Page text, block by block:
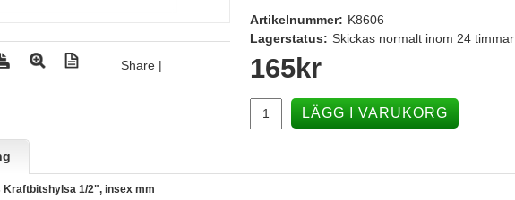
Share |
Artikelnummer: K8606
Lagerstatus: Skickas normalt inom 24 timmar
165kr
LÄGG I VARUKORG
Kraftbitshylsa 1/2", insex mm